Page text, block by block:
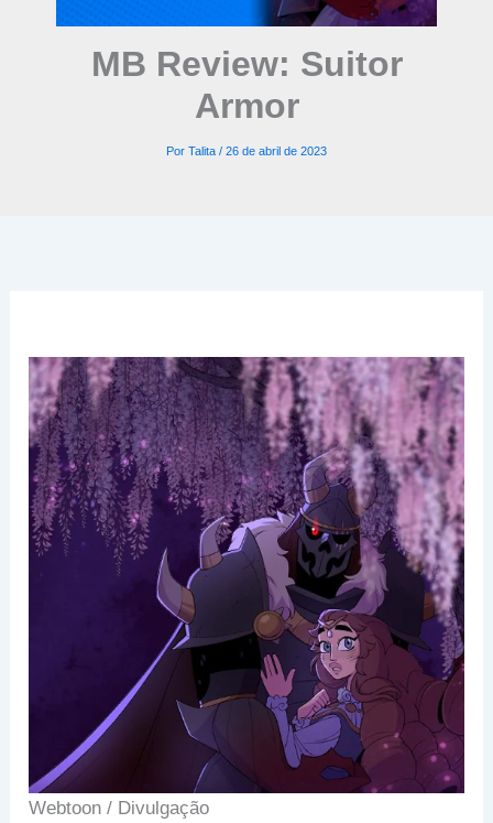
MB Review: Suitor
Armor
Por Talita / 26 de abril de 2023
Webtoon / Divulgação